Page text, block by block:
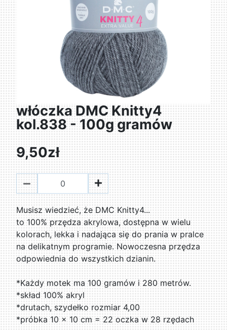
włóczka DMC Knitty4
kol.838 - 100g gramów
9,50zł
Musisz wiedzieć, że DMC Knitty4...
to 100% przędza akrylowa, dostępna w wielu
kolorach, lekka i nadająca się do prania w pralce
na delikatnym programie. Nowoczesna przędza
odpowiednia do wszystkich dzianin.
*Każdy motek ma 100 gramów i 280 metrów.
*skład 100% akryl
*drutach, szydełko rozmiar 4,00
*próbka 10 x 10 cm = 22 oczka w 28 rzędach